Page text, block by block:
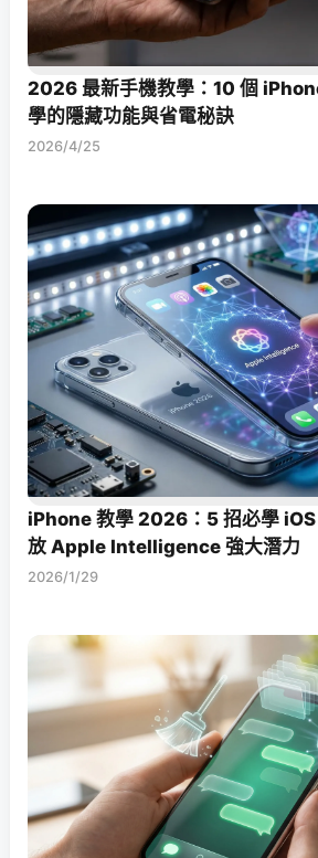
2026 最新手機教學：10 個
學的隱藏功能與省電秘訣
2026/4/25
iPhone 教學 2026：5 招必學 iOS
放 Apple Intelligence 強大潛力
2026/1/29